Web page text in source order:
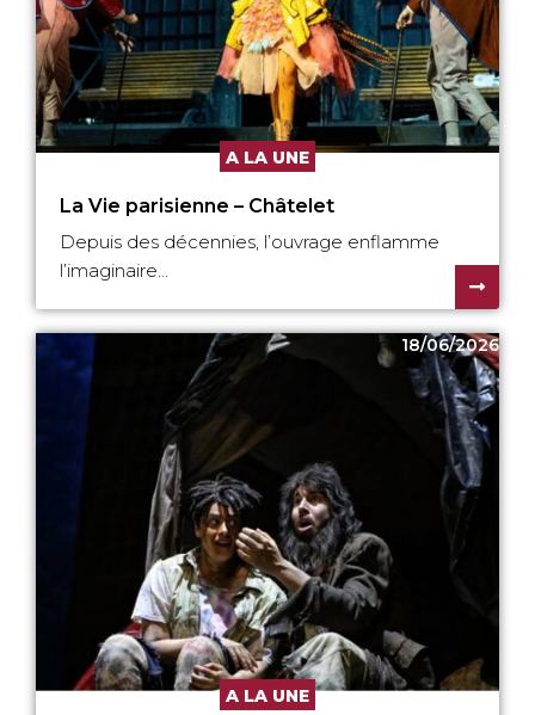
A LA UNE
La Vie parisienne – Châtelet
Depuis des décennies, l’ouvrage enflamme
l’imaginaire...
18/06/2026
A LA UNE